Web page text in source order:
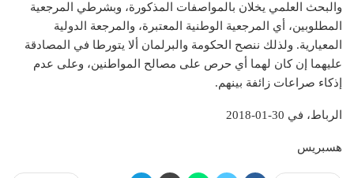
والبحث العلمي يخلان بالمواصفات المذكورة، وبشرطي المرجعية
المطلوبين، أي المرجعية الوطنية المعتبرة، والمرجعة الدولية
المعيارية. ولذلك ننصح الحكومة والبرلمان ألا يتورطا في المصادقة
عليهما إن كان لهما أي حرص على مصالح المواطنين، وعلى عدم
إذكاء صراعات زائفة بينهم.
الرباط، في 30-01-2018
هسبريس